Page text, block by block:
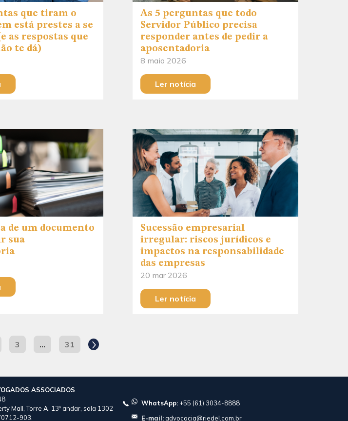
que tiram o
está prestes a se
as respostas que
te dá)
As 5 perguntas que todo
Servidor Público precisa
responder antes de pedir a
aposentadoria
8 maio 2026
Ler notícia
de um documento
sua
Sucessão empresarial
irregular: riscos jurídicos e
impactos na responsabilidade
das empresas
20 mar 2026
Ler notícia
3 … 31
ASSOCIADOS
Mall, Torre A, 13º andar, sala 1302
903.
WhatsApp: +55 (61) 3034-8888
E-mail:advocacia@riedel.com.br